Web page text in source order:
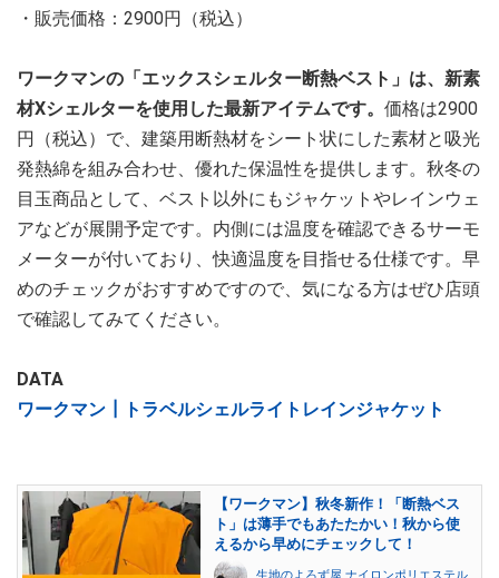
・販売価格：2900円（税込）
ワークマンの「エックスシェルター断熱ベスト」は、新素
材Xシェルターを使用した最新アイテムです。 価格は2900
円（税込）で、建築用断熱材をシート状にした素材と吸光
発熱綿を組み合わせ、優れた保温性を提供します。秋冬の
目玉商品として、ベスト以外にもジャケットやレインウェ
アなどが展開予定です。内側には温度を確認できるサーモ
メーターが付いており、快適温度を目指せる仕様です。早
めのチェックがおすすめですので、気になる方はぜひ店頭
で確認してみてください。
DATA
ワークマン┃トラベルシェルライトレインジャケット
【ワークマン】秋冬新作！「断熱ベス
ト」は薄手でもあたたかい！秋から使
えるから早めにチェックして！